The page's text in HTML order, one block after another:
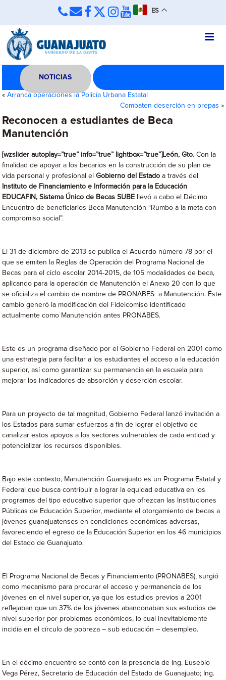
ES
NOTICIAS
«Arranca operaciones la Policía Urbana Estatal
Combaten deserción en prepas »
Reconocen a estudiantes de Beca
Manutención
[wzslider autoplay=”true” info=”true” lightbox=”true”]León, Gto.Con la
finalidad de apoyar a los becarios en la construcción de su plan de
vida personal y profesional elGobierno del Estado a través del
Instituto de Financiamiento e Información para la Educación
EDUCAFIN, Sistema Único de Becas SUBE
llevó a cabo el Décimo
Encuentro de beneficiarios Beca Manutención “Rumbo a la meta con
compromiso social”.
El 31 de diciembre de 2013 se publica el Acuerdo número 78 por el
que se emiten la Reglas de Operación del Programa Nacional de
Becas para el ciclo escolar 2014-2015, de 105 modalidades de beca,
aplicando para la operación de Manutención el Anexo 20 con lo que
se oficializa el cambio de nombre de PRONABES a Manutención. Éste
cambio generó la modificación del Fideicomiso identificado
actualmente como Manutención antes PRONABES.
Este es un programa diseñado por el Gobierno Federal en 2001 como
una estrategia para facilitar a los estudiantes el acceso a la educación
superior, así como garantizar su permanencia en la escuela para
mejorar los indicadores de absorción y deserción escolar.
Para un proyecto de tal magnitud, Gobierno Federal lanzó invitación a
los Estados para sumar esfuerzos a fin de lograr el objetivo de
canalizar estos apoyos a los sectores vulnerables de cada entidad y
potencializar los recursos disponibles.
Bajo este contexto, Manutención Guanajuato es un Programa Estatal y
Federal que busca contribuir a lograr la equidad educativa en los
programas del tipo educativo superior que ofrezcan las Instituciones
Públicas de Educación Superior, mediante el otorgamiento de becas a
jóvenes guanajuatenses en condiciones económicas adversas,
favoreciendo el egreso de la Educación Superior en los 46 municipios
del Estado de Guanajuato.
El Programa Nacional de Becas y Financiamiento (PRONABES), surgió
como mecanismo para procurar el acceso y permanencia de los
jóvenes en el nivel superior, ya que los estudios previos a 2001
reflejaban que un 37% de los jóvenes abandonaban sus estudios de
nivel superior por problemas económicos, lo cual inevitablemente
incidía en el círculo de pobreza – sub educación – desempleo.
En el décimo encuentro se contó con la presencia de Ing. Eusebio
Vega Pérez, Secretario de Educación del Estado de Guanajuato; Ing.